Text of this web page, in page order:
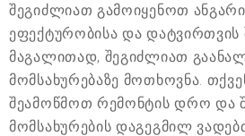
შეგიძლიათ გამოიყენოთ
ეფექტურობისა და დატვირთვის
მაგალითად, შეგიძლიათ
მომსახურებაზე მოთხოვნა.
შეამოწმოთ რემონტის დრო და
მომსახურების დაგეგმილ